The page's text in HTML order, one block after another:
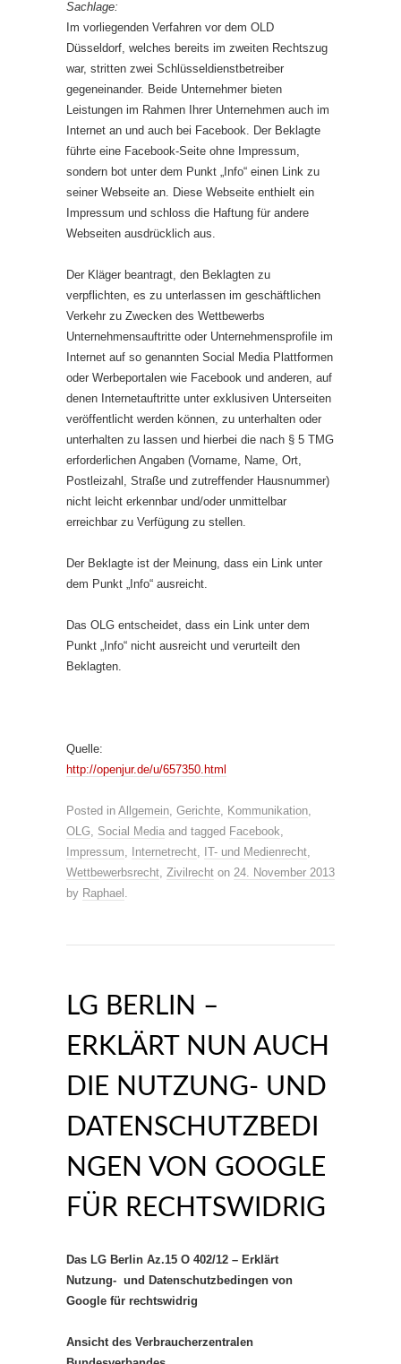
Sachlage:
Im vorliegenden Verfahren vor dem OLD
Düsseldorf, welches bereits im zweiten Rechtszug
war, stritten zwei Schlüsseldienstbetreiber
gegeneinander. Beide Unternehmer bieten
Leistungen im Rahmen Ihrer Unternehmen auch im
Internet an und auch bei Facebook. Der Beklagte
führte eine Facebook-Seite ohne Impressum,
sondern bot unter dem Punkt „Info“ einen Link zu
seiner Webseite an. Diese Webseite enthielt ein
Impressum und schloss die Haftung für andere
Webseiten ausdrücklich aus.
Der Kläger beantragt, den Beklagten zu
verpflichten, es zu unterlassen im geschäftlichen
Verkehr zu Zwecken des Wettbewerbs
Unternehmensauftritte oder Unternehmensprofile im
Internet auf so genannten Social Media Plattformen
oder Werbeportalen wie Facebook und anderen, auf
denen Internetauftritte unter exklusiven Unterseiten
veröffentlicht werden können, zu unterhalten oder
unterhalten zu lassen und hierbei die nach § 5 TMG
erforderlichen Angaben (Vorname, Name, Ort,
Postleizahl, Straße und zutreffender Hausnummer)
nicht leicht erkennbar und/oder unmittelbar
erreichbar zu Verfügung zu stellen.
Der Beklagte ist der Meinung, dass ein Link unter
dem Punkt „Info“ ausreicht.
Das OLG entscheidet, dass ein Link unter dem
Punkt „Info“ nicht ausreicht und verurteilt den
Beklagten.
Quelle:
http://openjur.de/u/657350.html
Posted in Allgemein, Gerichte, Kommunikation,
OLG, Social Media and tagged Facebook,
Impressum, Internetrecht, IT- und Medienrecht,
Wettbewerbsrecht, Zivilrecht on 24. November 2013
by Raphael .
LG BERLIN –
ERKLÄRT NUN AUCH
DIE NUTZUNG- UND
DATENSCHUTZBEDI
NGEN VON GOOGLE
FÜR RECHTSWIDRIG
Das LG Berlin Az.15 O 402/12 – Erklärt
Nutzung- und Datenschutzbedingen von
Google für rechtswidrig
Ansicht des Verbraucherzentralen